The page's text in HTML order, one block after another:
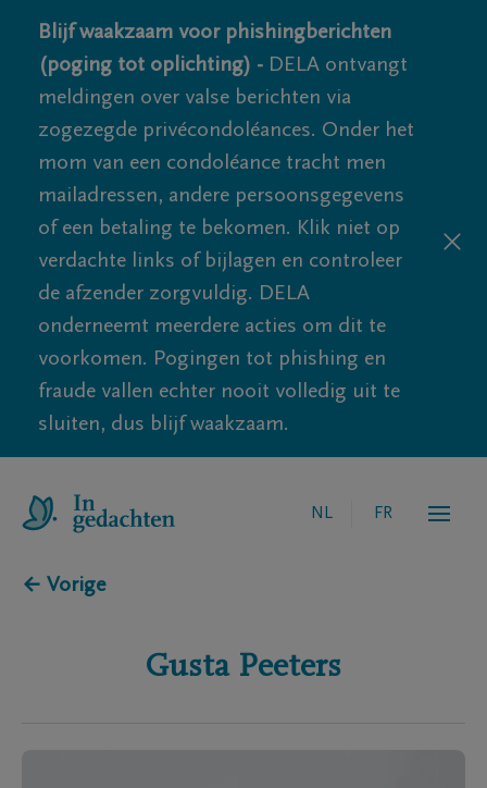
Blijf waakzaam voor phishingberichten
(poging tot oplichting) - DELA ontvangt
meldingen over valse berichten via
zogezegde privécondoléances. Onder het
mom van een condoléance tracht men
mailadressen, andere persoonsgegevens
of een betaling te bekomen. Klik niet op
verdachte links of bijlagen en controleer
de afzender zorgvuldig. DELA
onderneemt meerdere acties om dit te
voorkomen. Pogingen tot phishing en
fraude vallen echter nooit volledig uit te
sluiten, dus blijf waakzaam.
NL FR
← Vorige
Gusta Peeters